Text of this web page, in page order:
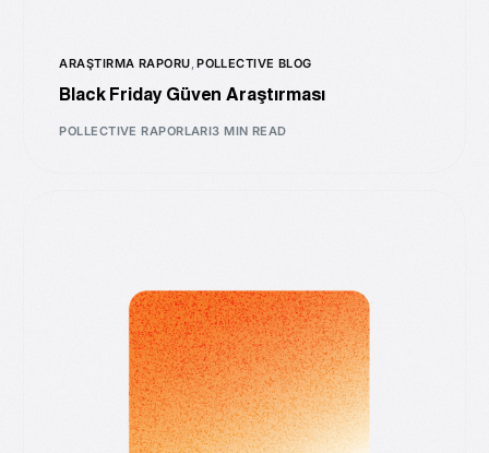
ARAŞTIRMA RAPORU ,POLLECTIVE BLOG
Black Friday Güven Araştırması
POLLECTIVE RAPORLARI3 MIN READ